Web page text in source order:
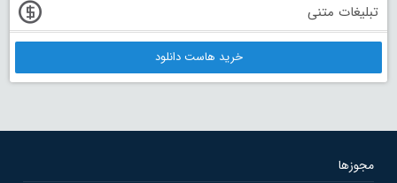
تبلیغات متنی
خرید هاست دانلود
مجوزها